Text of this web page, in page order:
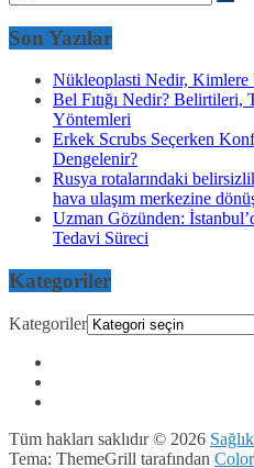
Son Yazılar
Nükleoplasti Nedir, Kimlere
Bel Fıtığı Nedir? Belirtileri,
Yöntemleri
Erkek Scrubs Seçerken
Dengelenir?
Rusya rotalarındaki
hava ulaşım merkezine
Uzman Gözünden:
Tedavi Süreci
Kategoriler
Kategoriler
Tüm hakları saklıdır © 2026
Tema: ThemeGrill tarafından